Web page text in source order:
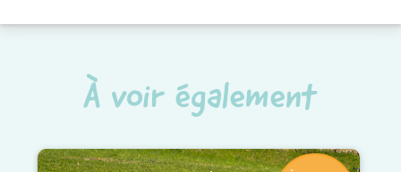
À voir également